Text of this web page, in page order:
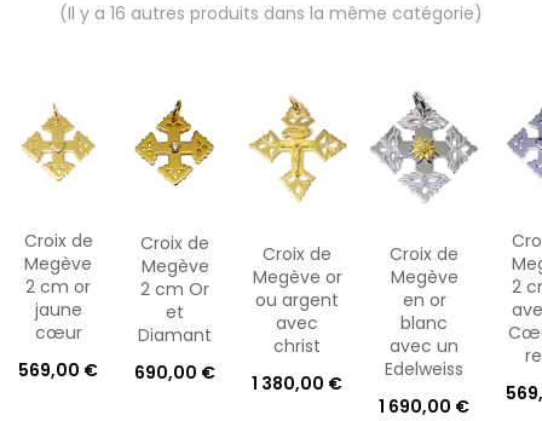
(Il y a 16 autres produits dans la même catégorie)
Croix de
Megève
2 cm or
jaune
cœur
569,00 €
Croix de
Megève
2 cm Or
et
Diamant
690,00 €
Croix de
Megève or
ou argent
avec
christ
1 380,00 €
Croix de
Megève
en or
blanc
avec un
Edelweiss
1 690,00 €
2